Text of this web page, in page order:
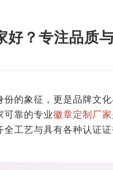
好？专注品质
的象征，更是品牌文
可靠的专业徽章定制厂家
工艺与具有各种认证